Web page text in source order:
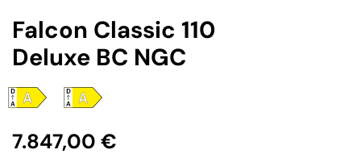
Falcon Classic 110
Deluxe BC NGC
Regulärer Preis:
7.847,00 €